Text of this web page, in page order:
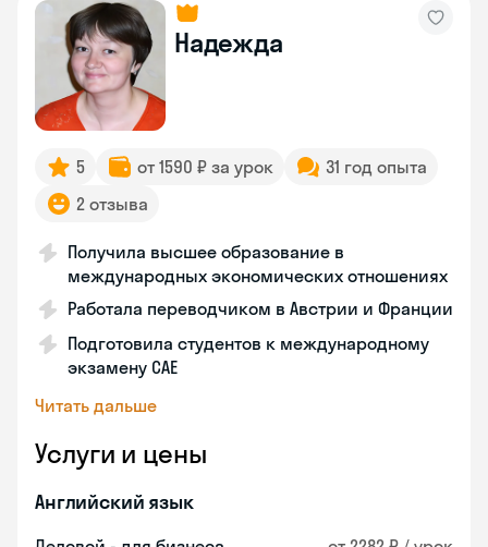
Надежда
5 от 1590 ₽ за урок
31 год опыта
2 отзыва
Получила высшее образование в
международных экономических отношениях
Работала переводчиком в Австрии и Франции
Подготовила студентов к международному
экзамену CAE
Читать дальше
Услуги и цены
Английский язык